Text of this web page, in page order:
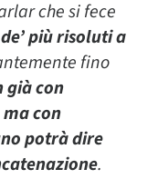
che si fece
più risoluti a
fino
già con
con
potrà dire
.